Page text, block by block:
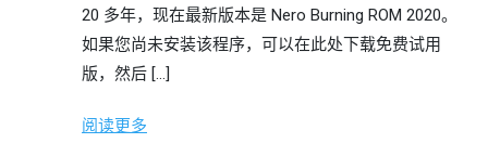
20 多年，现在最新版本是 Nero Burning ROM 2020。
如果您尚未安装该程序，可以在此处下载免费试用
版，然后 […]
阅读更多